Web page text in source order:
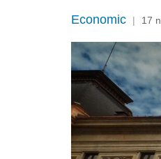
Economic | 17